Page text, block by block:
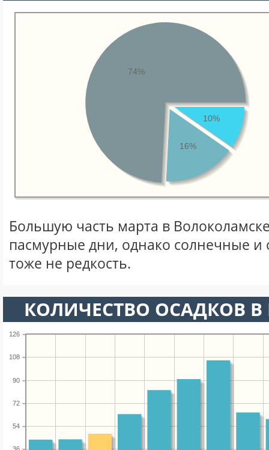
10%
16%
74%
Большую часть марта в
пасмурные дни, однако солнечные
тоже не редкость.
КОЛИЧЕСТВО ОСАДКОВ
54
72
90
108
126